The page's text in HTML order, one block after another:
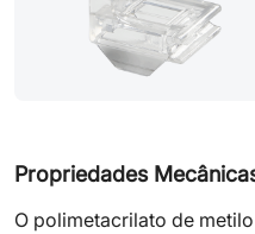
Propriedades
O polimetacrilato de